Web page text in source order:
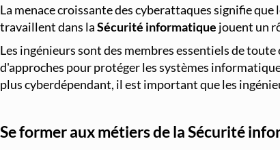
La menace croissante des cyberattaques signifie
travaillent dans laSécurité informatique jouent un
Les ingénieurs sont des membres essentiels de
d'approches pour protéger les systèmes
plus cyberdépendant, il est important que les
Se former aux métiers de la Sécurité